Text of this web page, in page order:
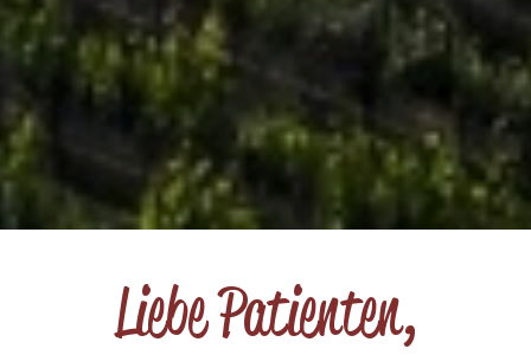
Liebe Patienten,